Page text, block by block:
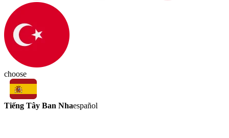
choose
Tiếng Tây Ban Nhaespañol